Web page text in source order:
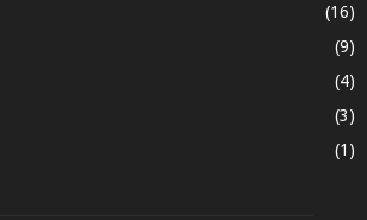
(16)
(9)
(4)
(3)
(1)